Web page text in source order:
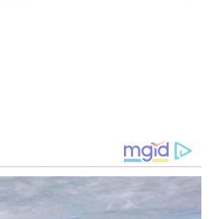
உங்கள் முதன்மைத்